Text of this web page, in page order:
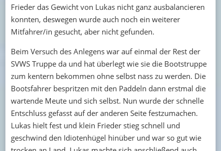
Frieder das Gewicht von Lukas nicht ganz ausbalancieren
konnten, deswegen wurde auch noch ein weiterer
Mitfahrer/in gesucht, aber nicht gefunden.
Beim Versuch des Anlegens war auf einmal der Rest der
SVWS Truppe da und hat überlegt wie sie die Bootstruppe
zum kentern bekommen ohne selbst nass zu werden. Die
Bootsfahrer bespritzen mit den Paddeln dann erstmal die
wartende Meute und sich selbst. Nun wurde der schnelle
Entschluss gefasst auf der anderen Seite festzumachen.
Lukas hielt fest und klein Frieder stieg schnell und
geschwind den Idiotenhügel hinüber und war so gut wie